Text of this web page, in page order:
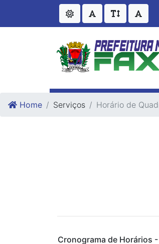
Ir para o conteudo
Ir para o fim do conteudo
Home Serviços Horário de
Cronograma de Horários